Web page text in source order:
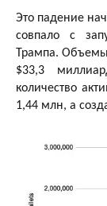
Это падение
совпало с
Трампа. Объемы
$33,3
количество
1,44 млн, а